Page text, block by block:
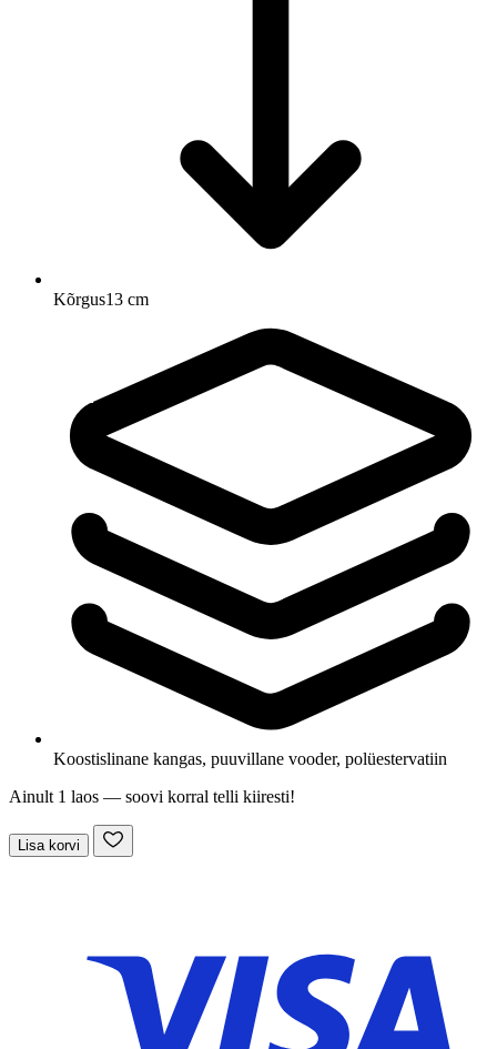
Kõrgus13 cm
Koostislinane kangas, puuvillane vooder, polüestervatiin
Ainult 1 laos — soovi korral telli kiiresti!
Lisa korvi